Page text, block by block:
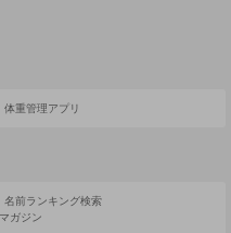
体重管理アプリ
名前ランキング検索
マガジン